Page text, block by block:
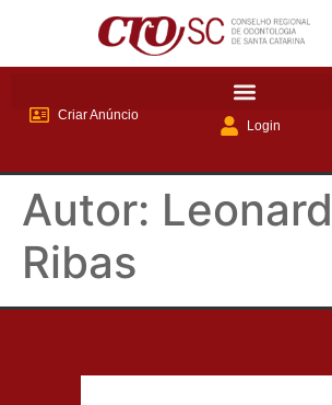
Criar Anúncio
Login
Autor:
Ribas